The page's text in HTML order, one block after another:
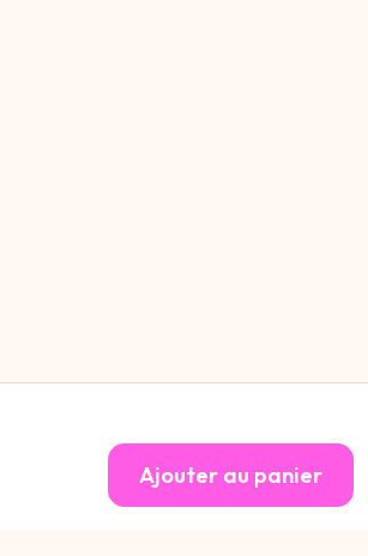
Ajouter au panier